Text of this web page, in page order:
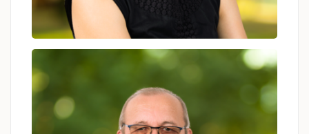
Urszula Musioł (Zabrze)
psycholog, psychoterapeuta